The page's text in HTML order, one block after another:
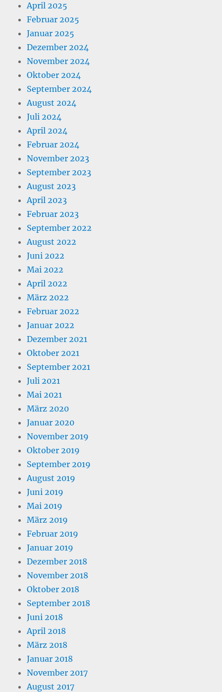
April 2025
Februar 2025
Januar 2025
Dezember 2024
November 2024
Oktober 2024
September 2024
August 2024
Juli 2024
April 2024
Februar 2024
November 2023
September 2023
August 2023
April 2023
Februar 2023
September 2022
August 2022
Juni 2022
Mai 2022
April 2022
März 2022
Februar 2022
Januar 2022
Dezember 2021
Oktober 2021
September 2021
Juli 2021
Mai 2021
März 2020
Januar 2020
November 2019
Oktober 2019
September 2019
August 2019
Juni 2019
Mai 2019
März 2019
Februar 2019
Januar 2019
Dezember 2018
November 2018
Oktober 2018
September 2018
Juni 2018
April 2018
März 2018
Januar 2018
November 2017
August 2017